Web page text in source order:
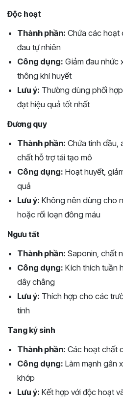
Độc hoạt
Thành phần: Chứa các hoạt
đau tự nhiên
Công dụng: Giảm đau nhức
thông khí huyết
Lưu ý: Thường dùng phối
đạt hiệu quả tốt nhất
Đương quy
Thành phần: Chứa tinh dầu,
chất hỗ trợ tái tạo mô
Công dụng: Hoạt huyết,
quả
Lưu ý: Không nên dùng cho
hoặc rối loạn đông máu
Ngưu tất
Thành phần: Saponin, chất
Công dụng: Kích thích tuần
dây chằng
Lưu ý: Thích hợp cho các
tính
Tang ký sinh
Thành phần: Các hoạt chất
Công dụng: Làm mạnh gân
khớp
Lưu ý: Kết hợp với độc hoạt